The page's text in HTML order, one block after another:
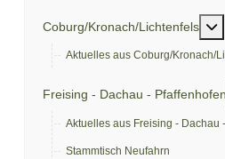
Coburg/Kronach/Lichtenfels
Aktuelles aus Coburg/Kronach/
Freising - Dachau - Pfaffenhofen
Aktuelles aus Freising - Dachau
Stammtisch Neufahrn